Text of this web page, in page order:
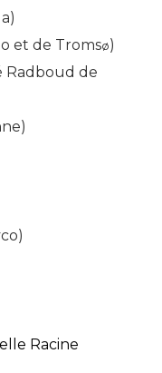
et de Tromsø)
Radboud de
Racine